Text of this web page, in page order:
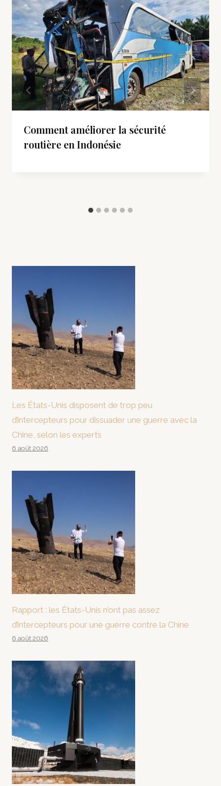
Comment améliorer la sécurité
routière en Indonésie
Les États-Unis disposent de trop peu
d’intercepteurs pour dissuader une guerre avec la
Chine, selon les experts
6 août 2026
Rapport : les États-Unis n’ont pas assez
d’intercepteurs pour une guerre contre la Chine
6 août 2026